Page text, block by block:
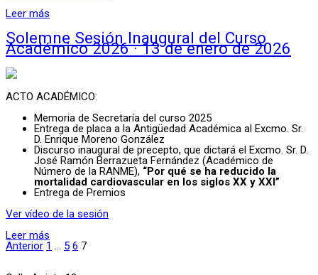
Leer más
Solemne Sesión Inaugural del Curso
Académico 2026 · 13 de enero de 2026
ACTO ACADÉMICO:
Memoria de Secretaría del curso 2025
Entrega de placa a la Antigüedad Académica al Excmo. Sr.
D. Enrique Moreno González
Discurso inaugural de precepto, que dictará el Excmo. Sr. D.
José Ramón Berrazueta Fernández (Académico de
Número de la RANME), “Por qué se ha reducido la
mortalidad cardiovascular en los siglos XX y XXI”
Entrega de Premios
Ver vídeo de la sesión
Leer más
Anterior 1 5 6 7